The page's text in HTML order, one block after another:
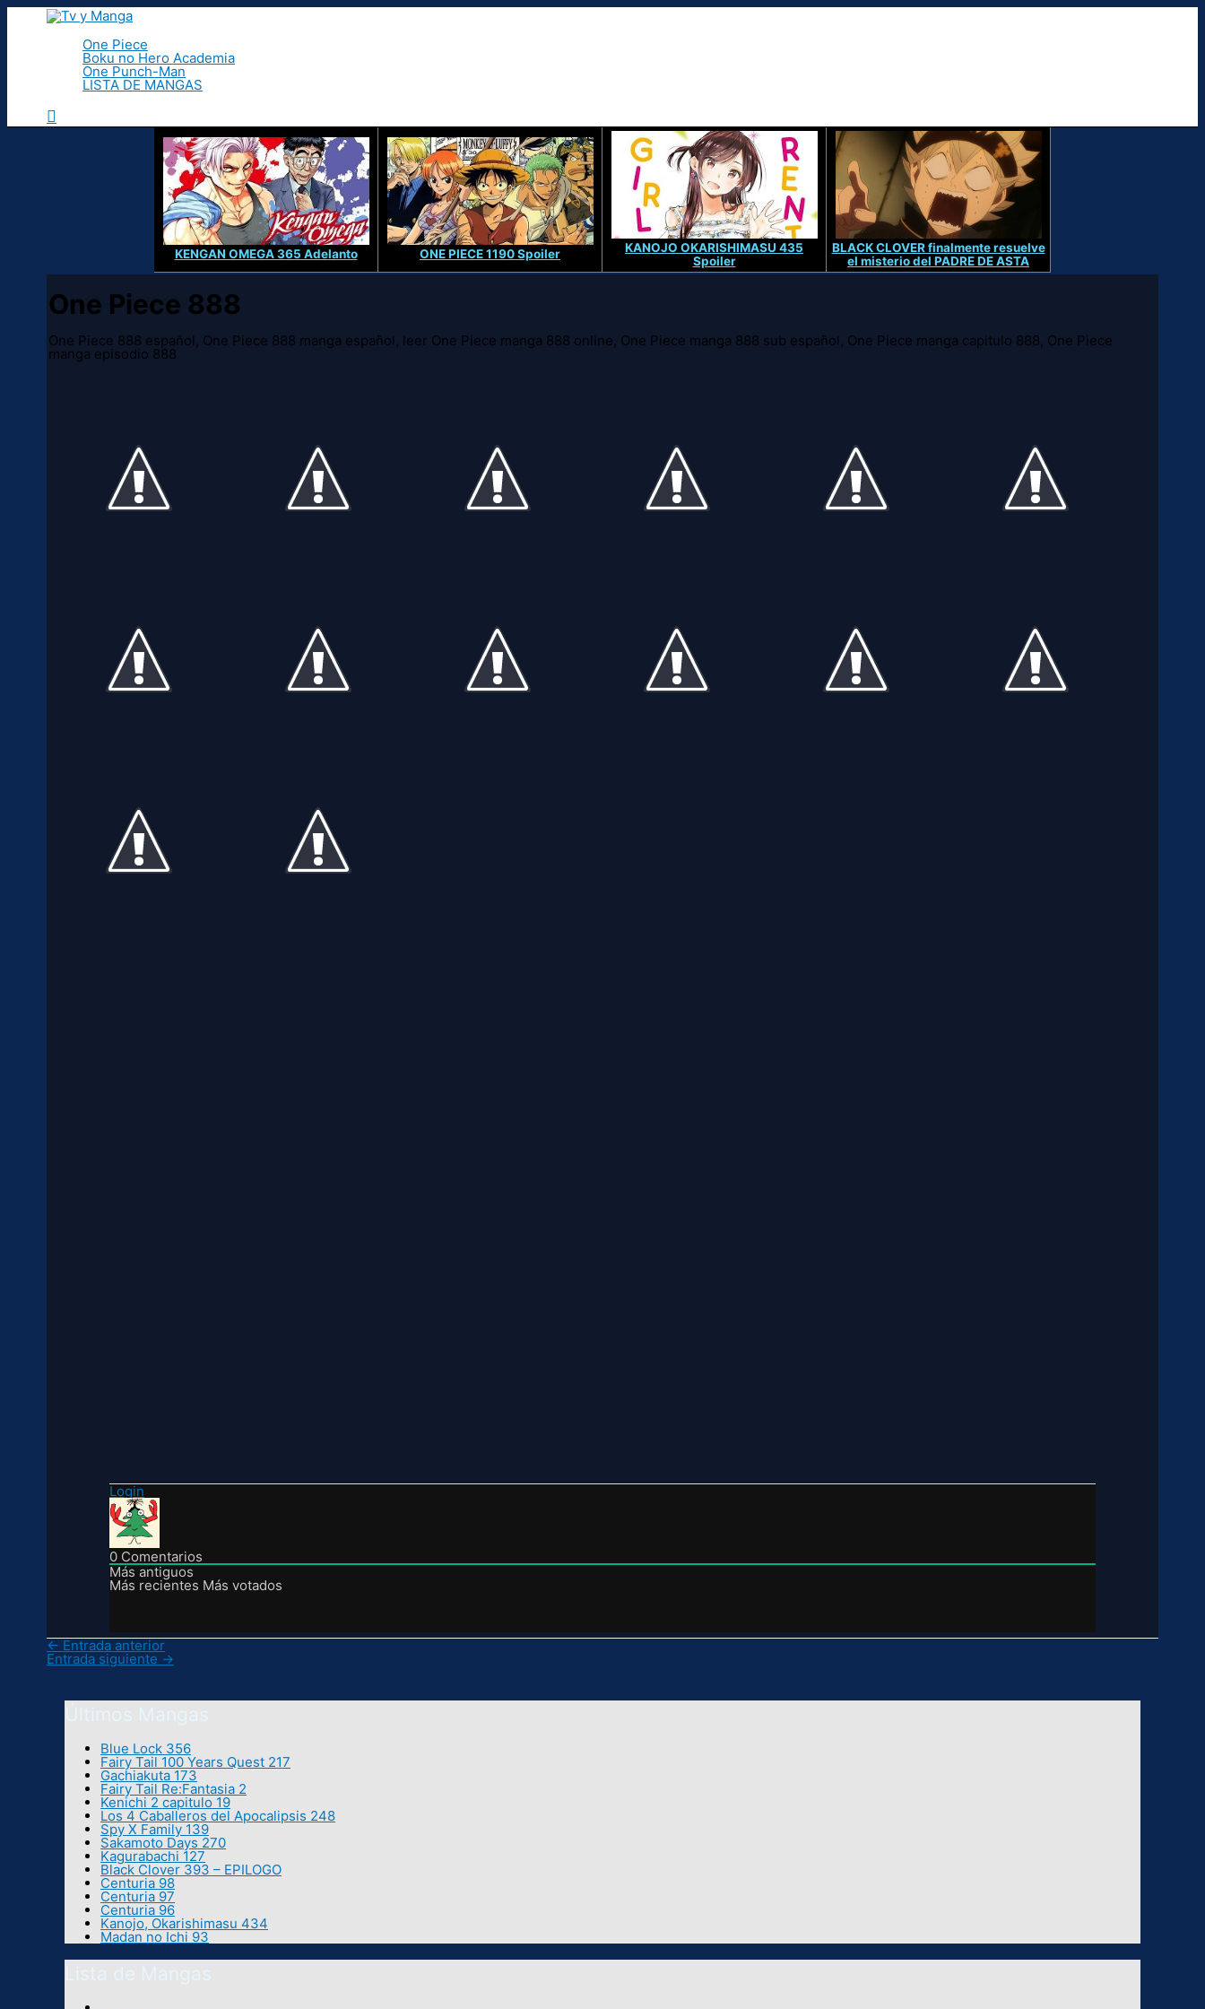
Ir
One Piece
Boku no Hero Academia
One Punch-Man
LISTA DE MANGAS
Buscar
KENGAN OMEGA 365 Adelanto ONE PIECE 1190 Spoiler
KANOJO OKARISHIMASU 435
Spoiler
BLACK CLOVER finalmente resuelve
el misterio del PADRE DE ASTA
One Piece 888
One Piece 888 español, One Piece 888 manga español, leer One Piece manga 888 online, One Piece manga 888 sub español, One Piece manga capitulo 888, One Piece
manga episodio 888
Login
0 Comentarios
Más antiguos
Más recientes Más votados
← Entrada anterior
Entrada siguiente →
Últimos Mangas
Blue Lock 356
Fairy Tail 100 Years Quest 217
Gachiakuta 173
Fairy Tail Re:Fantasia 2
Kenichi 2 capitulo 19
Los 4 Caballeros del Apocalipsis 248
Spy X Family 139
Sakamoto Days 270
Kagurabachi 127
Black Clover 393 – EPILOGO
Centuria 98
Centuria 97
Centuria 96
Kanojo, Okarishimasu 434
Madan no Ichi 93
Lista de Mangas